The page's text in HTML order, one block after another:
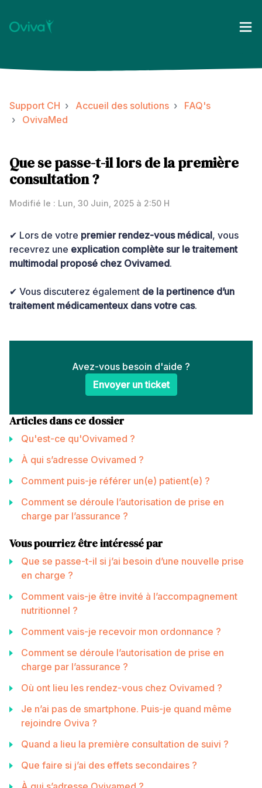
Support CH Accueil des solutions
FAQ's
OvivaMed
Que se passe-t-il lors de la première
consultation ?
Modifié le : Lun, 30 Juin, 2025 à 2:50 H
✔ Lors de votre premier rendez-vous médical, vous
recevrez une explication complète sur le traitement
multimodal proposé chez Ovivamed.
✔ Vous discuterez également de la pertinence d’un
traitement médicamenteux dans votre cas.
Avez-vous besoin d'aide ?
Envoyer un ticket
Articles dans ce dossier
Qu'est-ce qu'Ovivamed ?
À qui s’adresse Ovivamed ?
Comment puis-je référer un(e) patient(e) ?
Comment se déroule l’autorisation de prise en
charge par l’assurance ?
Vous pourriez être intéressé par
Que se passe-t-il si j’ai besoin d’une nouvelle prise
en charge ?
Comment vais-je être invité à l’accompagnement
nutritionnel ?
Comment vais-je recevoir mon ordonnance ?
Comment se déroule l’autorisation de prise en
charge par l’assurance ?
Où ont lieu les rendez-vous chez Ovivamed ?
Je n’ai pas de smartphone. Puis-je quand même
rejoindre Oviva ?
Quand a lieu la première consultation de suivi ?
Que faire si j’ai des effets secondaires ?